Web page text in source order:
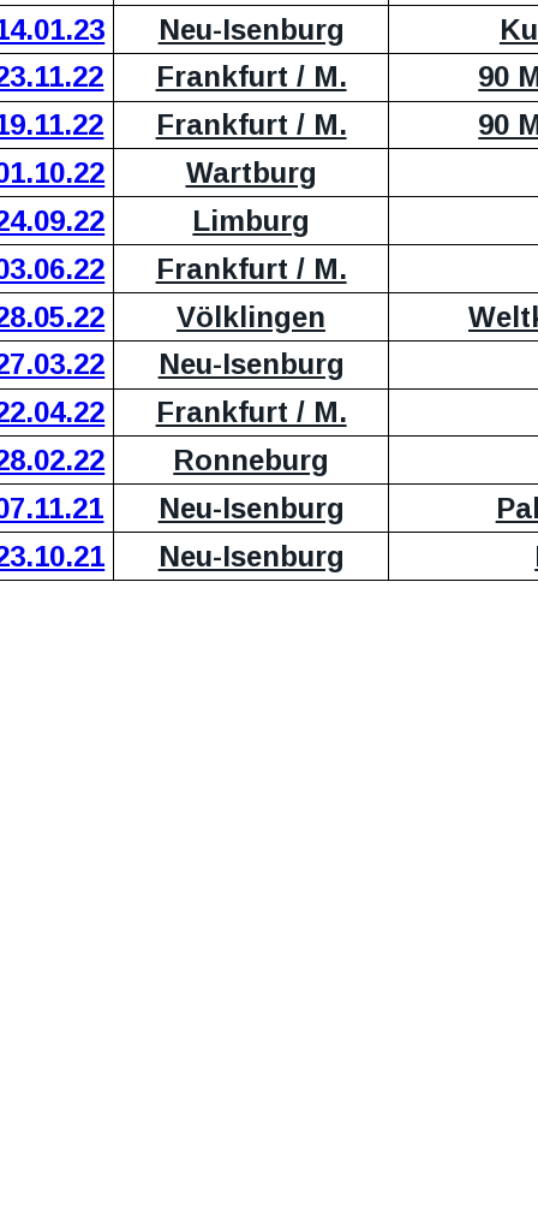
Neu-Isenburg
Frankfurt / M.
90
Frankfurt / M.
90
Wartburg
Limburg
Frankfurt / M.
Völklingen
Neu-Isenburg
Frankfurt / M.
Ronneburg
Neu-Isenburg
Neu-Isenburg